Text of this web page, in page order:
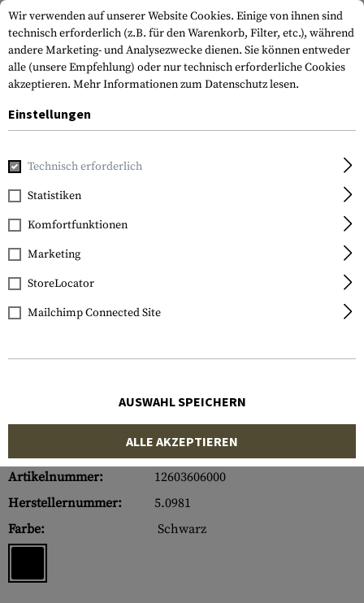
Home Ausrüstung EF172 Folder
Elite Force
EF172 Folder
Artikelnummer:
12603606000
Herstellernummer:
5.0981
Farbe:
Schwarz
Wir verwenden auf unserer Website Cookies. Einige von ihnen sind
technisch erforderlich (z.B. für den Warenkorb, Filter, etc.), während
andere Marketing- und Analysezwecke dienen. Sie können entweder
alle (unsere Empfehlung) oder nur technisch erforderliche Cookies
akzeptieren. Mehr Informationen zum Datenschutz lesen.
Einstellungen
Technisch erforderlich
Statistiken
Komfortfunktionen
Marketing
StoreLocator
Mailchimp Connected Site
AUSWAHL SPEICHERN
ALLE AKZEPTIEREN